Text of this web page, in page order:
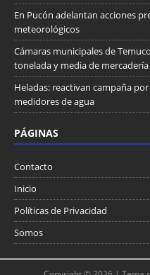
En Pucón adelantan acciones
meteorológicos
Cámaras municipales de
tonelada y media de mercadería
Heladas: reactivan campaña
medidores de agua
PÁGINAS
Contacto
Inicio
Políticas de Privacidad
Somos